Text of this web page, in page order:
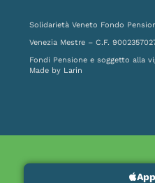
Solidarietà Veneto Fondo
Venezia Mestre – C.F.
Fondi Pensione e soggetto alla
Made by Larin